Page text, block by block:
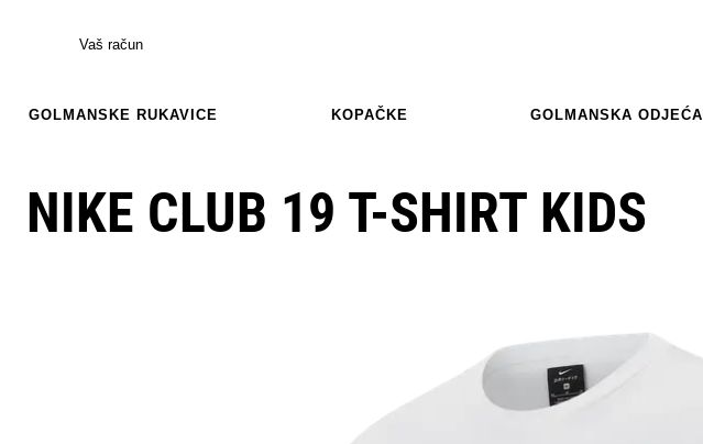
Vaš račun
GOLMANSKE RUKAVICE KOPAČKE GOLMANSKA ODJEĆA
NIKE CLUB 19 T-SHIRT KIDS